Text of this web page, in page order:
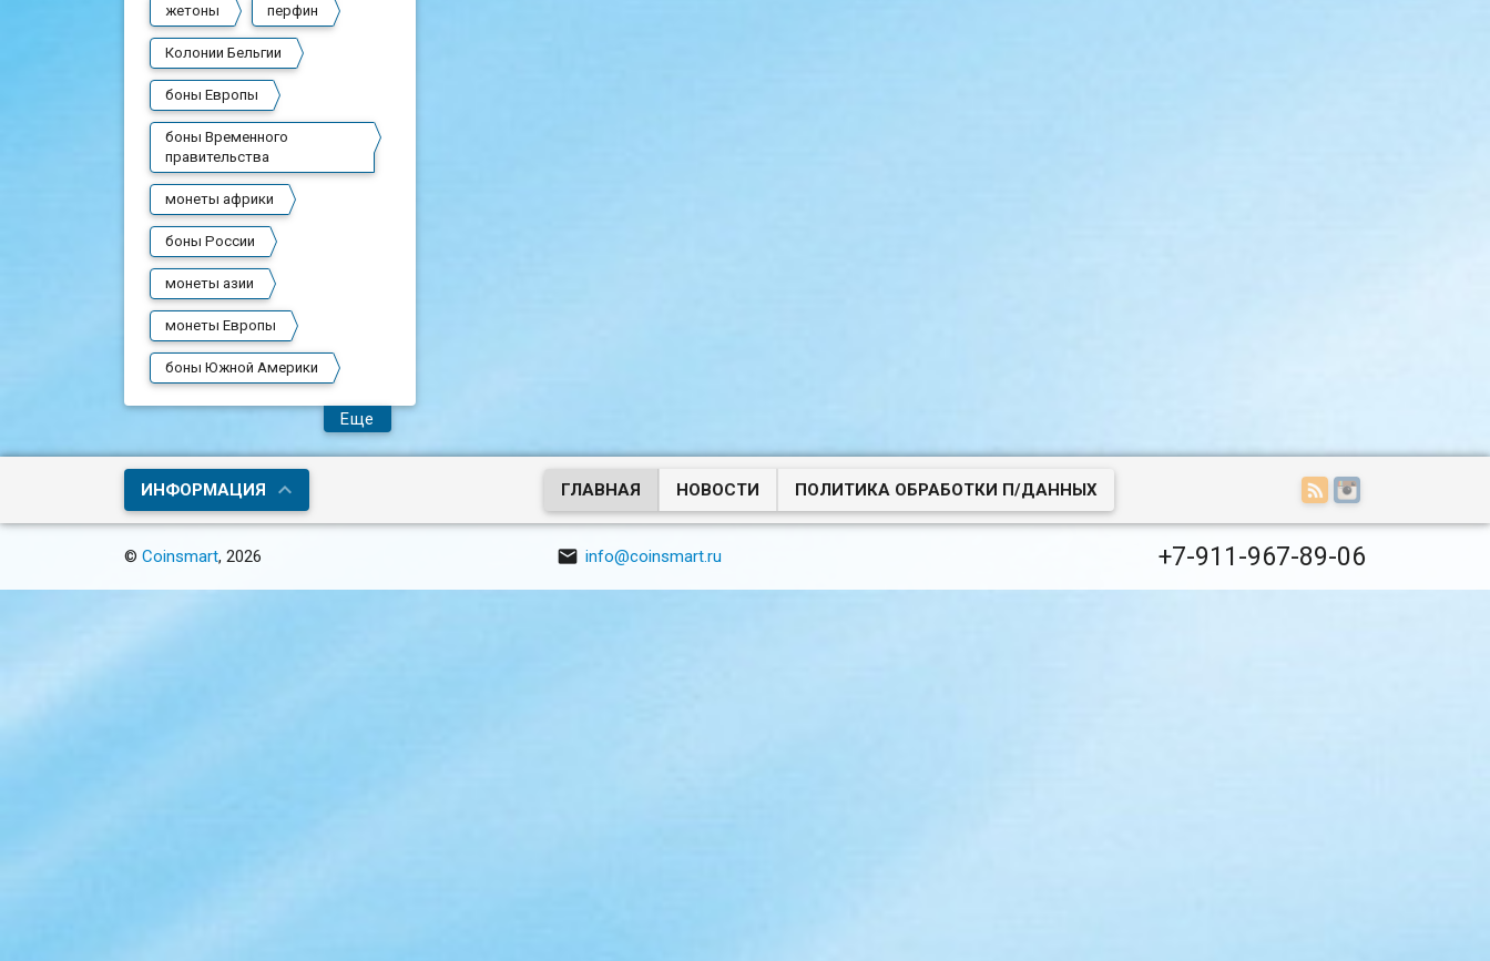
жетоны перфин
Колонии Бельгии
боны Европы
боны Временного
правительства
монеты африки
боны России
монеты азии
монеты Европы
боны Южной Америки
Еще
ИНФОРМАЦИЯ ГЛАВНАЯ НОВОСТИ ПОЛИТИКА ОБРАБОТКИ П/ДАННЫХ
©Coinsmart, 2026  info@coinsmart.ru +7-911-967-89-06